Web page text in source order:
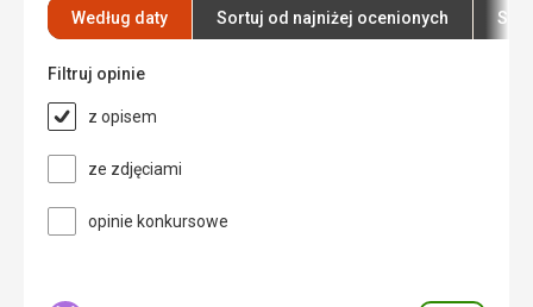
Pokój Sprzątany codziennie
Zakwaterowanie 5,0/ 5
Usługi
Cena
Według daty Sortuj od najniżej ocenionych
Filtruj opinie
z opisem
ze zdjęciami
opinie konkursowe